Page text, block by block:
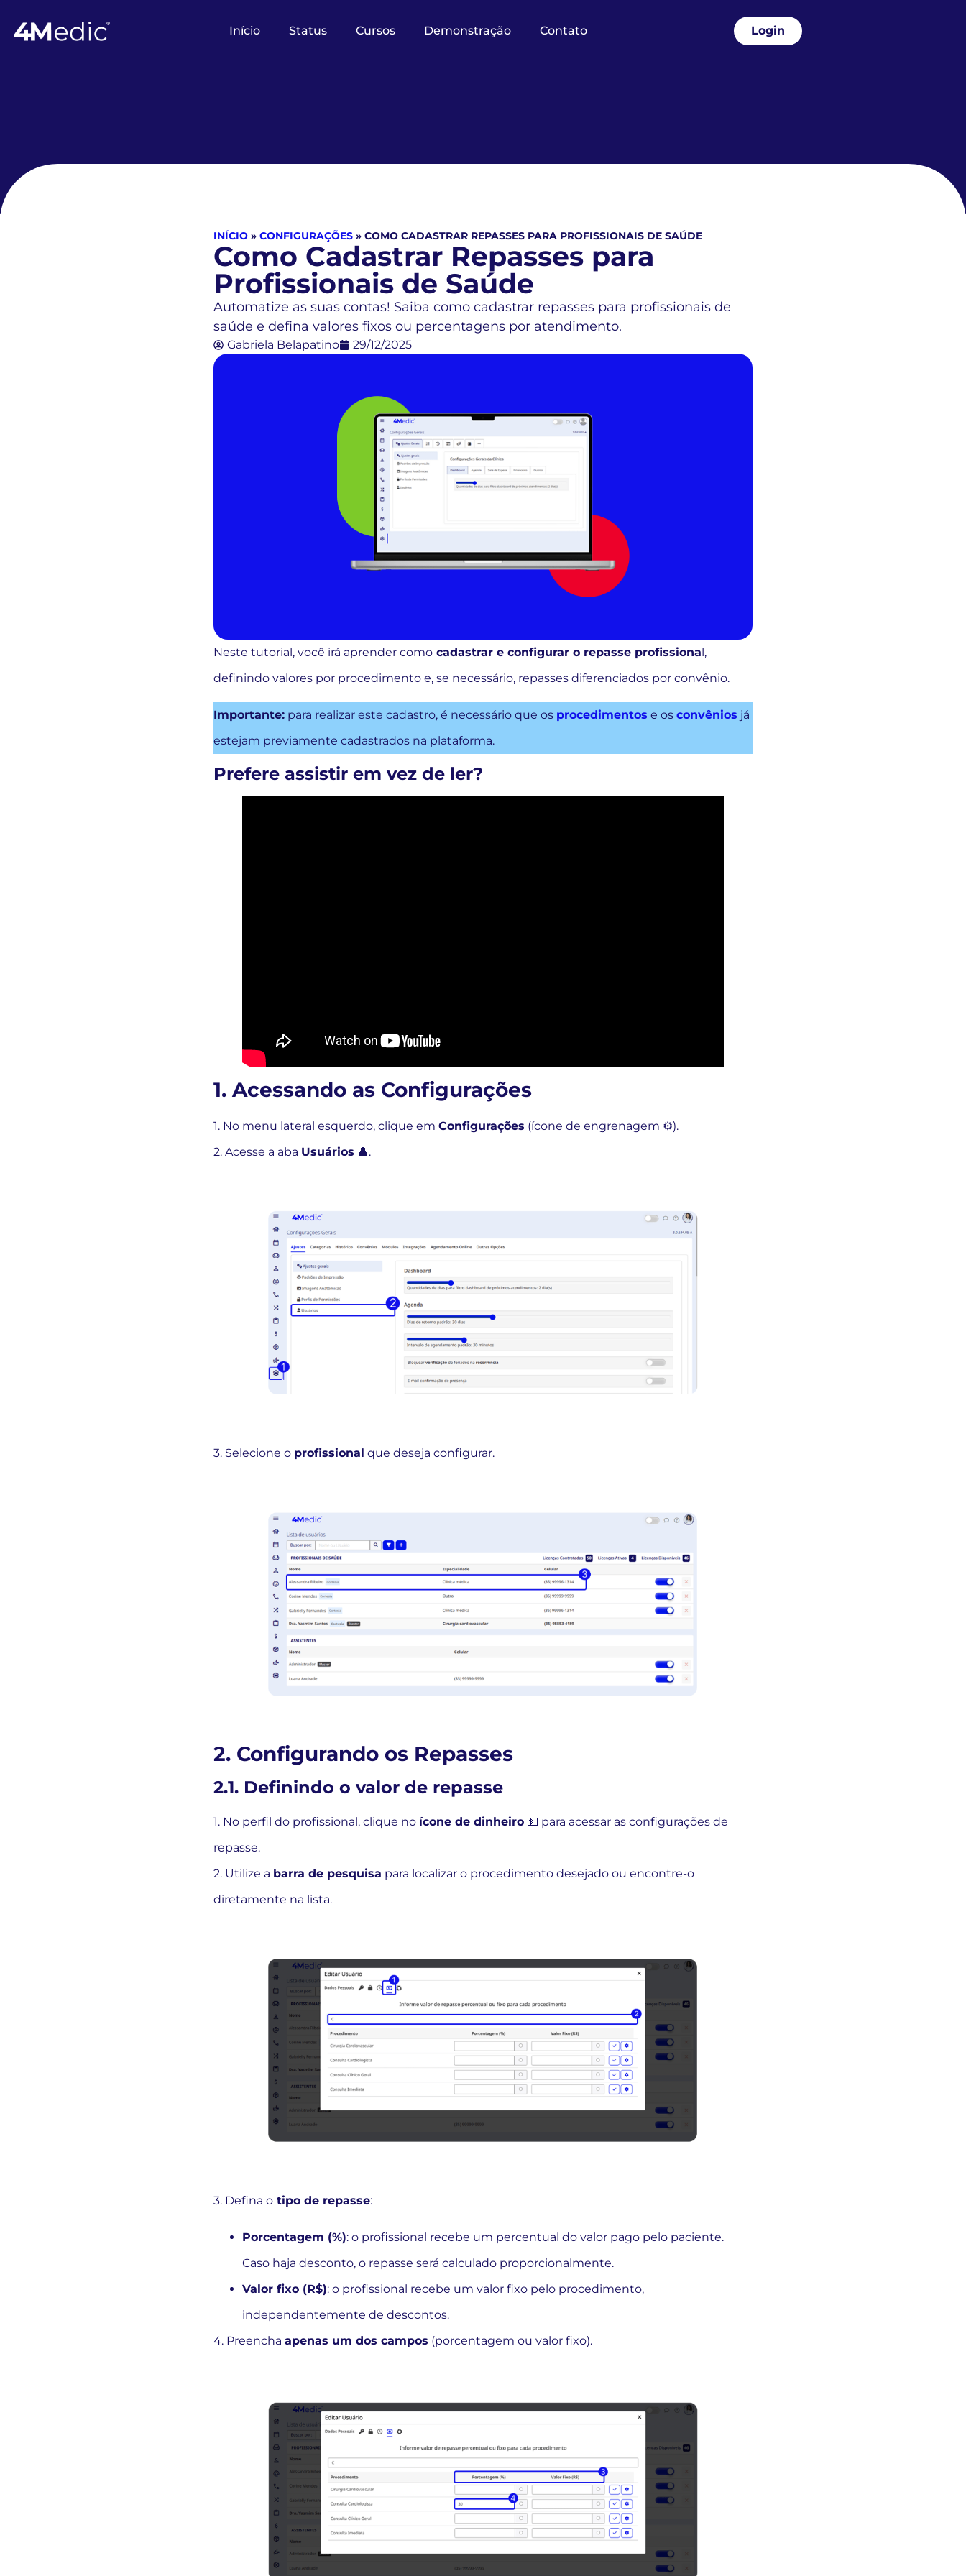
Início Status Cursos Demonstração Contato Login
INÍCIO » CONFIGURAÇÕES » COMO CADASTRAR REPASSES PARA PROFISSIONAIS DE SAÚDE
Como Cadastrar Repasses para
Profissionais de Saúde
Automatize as suas contas! Saiba como cadastrar repasses para profissionais de
saúde e defina valores fixos ou percentagens por atendimento.
Gabriela Belapatino 29/12/2025
Neste tutorial, você irá aprender como cadastrar e configurar o repasse profissiona l,
definindo valores por procedimento e, se necessário, repasses diferenciados por convênio.
Importante: para realizar este cadastro, é necessário que os procedimentos e os convênios já
estejam previamente cadastrados na plataforma.
Prefere assistir em vez de ler?
1. Acessando as Configurações
1. No menu lateral esquerdo, clique em Configurações (ícone de engrenagem ⚙️).
2. Acesse a aba Usuários 👤.
3. Selecione o profissional que deseja configurar.
2. Configurando os Repasses
2.1. Definindo o valor de repasse
1. No perfil do profissional, clique no ícone de dinheiro 💵 para acessar as configurações de
repasse.
2. Utilize a barra de pesquisa para localizar o procedimento desejado ou encontre-o
diretamente na lista.
3. Defina o tipo de repasse:
Porcentagem (%): o profissional recebe um percentual do valor pago pelo paciente.
Caso haja desconto, o repasse será calculado proporcionalmente.
Valor fixo (R$): o profissional recebe um valor fixo pelo procedimento,
independentemente de descontos.
4. Preencha apenas um dos campos (porcentagem ou valor fixo).